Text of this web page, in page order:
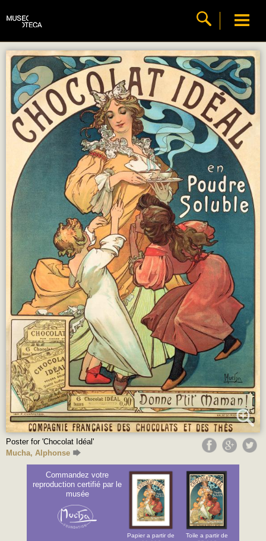
Poster for 'Chocolat Idéal'
Mucha, Alphonse
Commandez votre
reproduction certifié par le
musée
Papier a partir de
Toile a partir de